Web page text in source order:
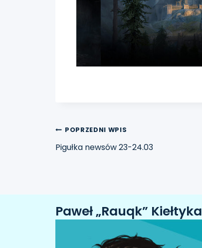
POPRZEDNI WPIS
Pigułka newsów 23-24.03
Paweł „Rauqk” Kiełtyka